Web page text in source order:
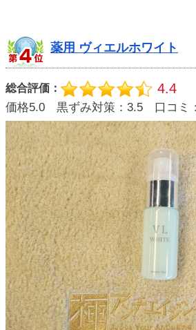
薬用 ヴィエルホワイト
総合評価： 4.4
価格5.0 黒ずみ対策：3.5 口コミ